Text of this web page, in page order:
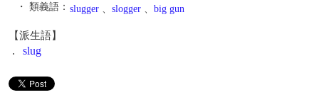
・ 類義語： slugger 、 slogger 、 big gun
【派生語】
. slug